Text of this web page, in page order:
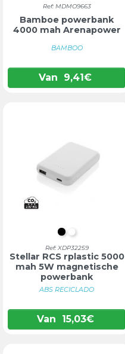
Ref: MDMO9663
Bamboe powerbank
4000 mah Arenapower
BAMBOO
Van 9,41€
ZWART
WIT
Ref: XDP32259
Stellar RCS rplastic 5000
mah 5W magnetische
powerbank
ABS RECICLADO
Van 15,03€